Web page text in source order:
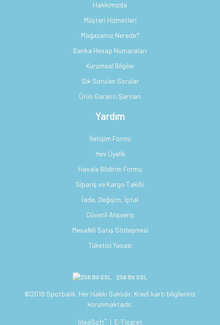
Hakkımızda
Müşteri Hizmetleri
Mağazamız Nerede?
Banka Hesap Numaraları
Kurumsal Bilgiler
Sık Sorulan Sorular
Ürün Garanti Şartları
Yardım
İletişim Formu
Yeni Üyelik
Havale Bildirim Formu
Sipariş ve Kargo Takibi
İade, Değişim, İptal
Güvenli Alışveriş
Mesafeli Satış Sözleşmesi
Tüketici Yasası
256 Bit SSL
©2019 Spotbalik. Her Hakkı Saklıdır. Kredi kartı bilgileriniz
korunmaktadır.
IdeaSoft® | E-Ticaret